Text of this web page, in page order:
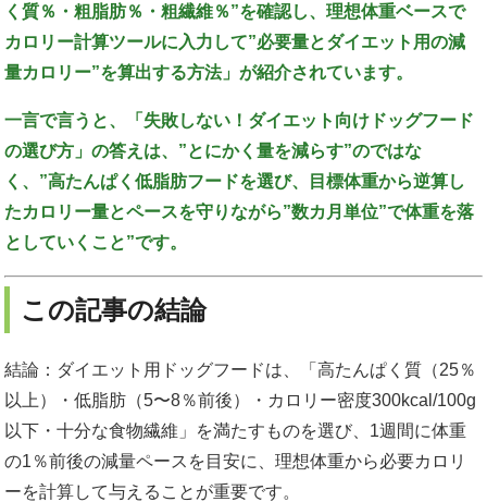
く質％・粗脂肪％・粗繊維％”を確認し、理想体重ベースで
カロリー計算ツールに入力して”必要量とダイエット用の減
量カロリー”を算出する方法」が紹介されています。
一言で言うと、「失敗しない！ダイエット向けドッグフード
の選び方」の答えは、”とにかく量を減らす”のではな
く、”高たんぱく低脂肪フードを選び、目標体重から逆算し
たカロリー量とペースを守りながら”数カ月単位”で体重を落
としていくこと”です。
この記事の結論
結論：ダイエット用ドッグフードは、「高たんぱく質（25％
以上）・低脂肪（5〜8％前後）・カロリー密度300kcal/100g
以下・十分な食物繊維」を満たすものを選び、1週間に体重
の1％前後の減量ペースを目安に、理想体重から必要カロリ
ーを計算して与えることが重要です。